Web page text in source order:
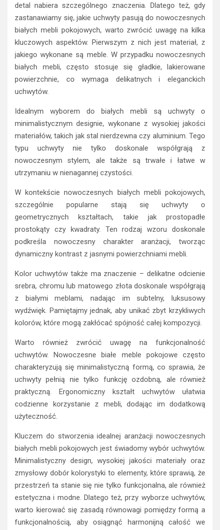
detal nabiera szczególnego znaczenia. Dlatego też, gdy
zastanawiamy się, jakie uchwyty pasują do nowoczesnych
białych mebli pokojowych, warto zwrócić uwagę na kilka
kluczowych aspektów. Pierwszym z nich jest materiał, z
jakiego wykonane są meble. W przypadku nowoczesnych
białych mebli, często stosuje się gładkie, lakierowane
powierzchnie, co wymaga delikatnych i eleganckich
uchwytów.
Idealnym wyborem do białych mebli są uchwyty o
minimalistycznym designie, wykonane z wysokiej jakości
materiałów, takich jak stal nierdzewna czy aluminium. Tego
typu uchwyty nie tylko doskonale współgrają z
nowoczesnym stylem, ale także są trwałe i łatwe w
utrzymaniu w nienagannej czystości.
W kontekście nowoczesnych białych mebli pokojowych,
szczególnie popularne stają się uchwyty o
geometrycznych kształtach, takie jak prostopadłe
prostokąty czy kwadraty. Ten rodzaj wzoru doskonale
podkreśla nowoczesny charakter aranżacji, tworząc
dynamiczny kontrast z jasnymi powierzchniami mebli.
Kolor uchwytów także ma znaczenie – delikatne odcienie
srebra, chromu lub matowego złota doskonale współgrają
z białymi meblami, nadając im subtelny, luksusowy
wydźwięk. Pamiętajmy jednak, aby unikać zbyt krzykliwych
kolorów, które mogą zakłócać spójność całej kompozycji.
Warto również zwrócić uwagę na funkcjonalność
uchwytów. Nowoczesne białe meble pokojowe często
charakteryzują się minimalistyczną formą, co sprawia, że
uchwyty pełnią nie tylko funkcję ozdobną, ale również
praktyczną. Ergonomiczny kształt uchwytów ułatwia
codzienne korzystanie z mebli, dodając im dodatkową
użyteczność.
Kluczem do stworzenia idealnej aranżacji nowoczesnych
białych mebli pokojowych jest świadomy wybór uchwytów.
Minimalistyczny design, wysokiej jakości materiały oraz
zmysłowy dobór kolorystyki to elementy, które sprawią, że
przestrzeń ta stanie się nie tylko funkcjonalna, ale również
estetyczna i modne. Dlatego też, przy wyborze uchwytów,
warto kierować się zasadą równowagi pomiędzy formą a
funkcjonalnością, aby osiągnąć harmonijną całość we